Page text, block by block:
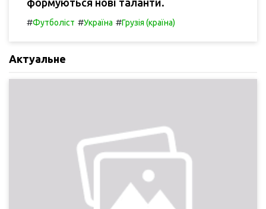
#Футболіст #Україна #Грузія (країна)
Актуальне